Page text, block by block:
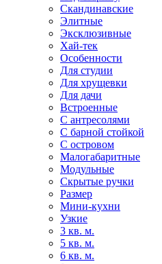
Скандинавские
Элитные
Эксклюзивные
Хай-тек
Особенности
Для студии
Для хрущевки
Для дачи
Встроенные
С антресолями
С барной стойкой
С островом
Малогабаритные
Модульные
Скрытые ручки
Размер
Мини-кухни
Узкие
3 кв. м.
5 кв. м.
6 кв. м.